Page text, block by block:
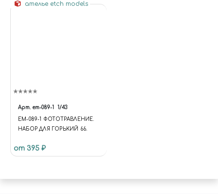
ателье etch models
Арт. em-089-1 1/43
EM-089-1 ФОТОТРАВЛЕНИЕ.
НАБОР ДЛЯ ГОРЬКИЙ 66.
от 395 ₽